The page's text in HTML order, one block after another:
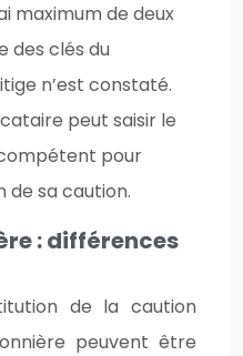
maximum de deux
des clés du
n’est constaté.
peut saisir le
pour
sa caution.
: différences
de la caution
peuvent être